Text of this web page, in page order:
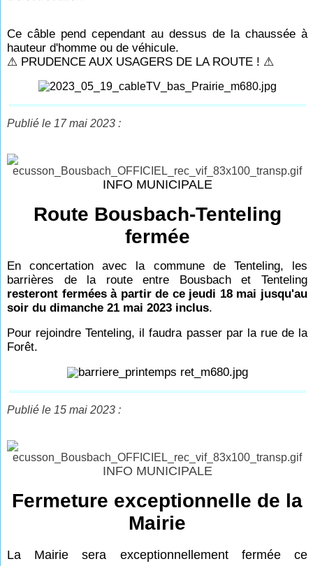
Ce câble pend cependant au dessus de la chaussée à
hauteur d'homme ou de véhicule.
⚠ PRUDENCE AUX USAGERS DE LA ROUTE ! ⚠
Publié le 17 mai 2023 :
INFO MUNICIPALE
Route Bousbach-Tenteling
fermée
En concertation avec la commune de Tenteling, les
barrières de la route entre Bousbach et Tenteling
resteront fermées à partir de ce jeudi 18 mai jusqu'au
soir du dimanche 21 mai 2023 inclus.
Pour rejoindre Tenteling, il faudra passer par la rue de la
Forêt.
Publié le 15 mai 2023 :
INFO MUNICIPALE
Fermeture exceptionnelle de la
Mairie
La Mairie sera exceptionnellement fermée ce